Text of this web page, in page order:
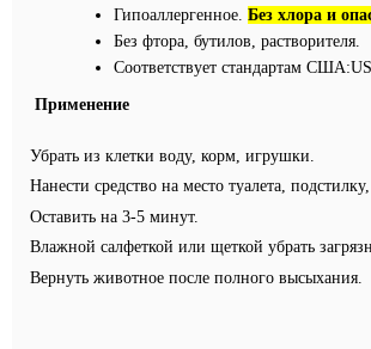
Гипоаллергенное. Без хлора и
Без фтора, бутилов, растворителя.
Соответствует стандартам
Применение
Убрать из клетки воду, корм, игрушки.
Нанести средство на место туалета,
Оставить на 3-5 минут.
Влажной салфеткой или щеткой убрать
Вернуть